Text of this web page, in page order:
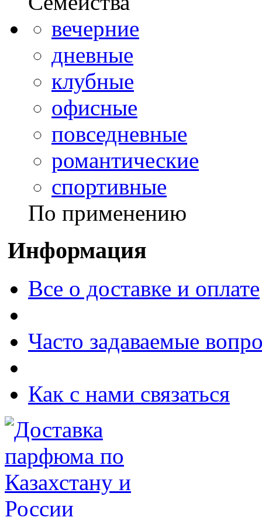
вечерние
дневные
клубные
офисные
повседневные
романтические
спортивные
По применению
Информация
Все о доставке и оплате
Часто задаваемые
Как с нами связаться